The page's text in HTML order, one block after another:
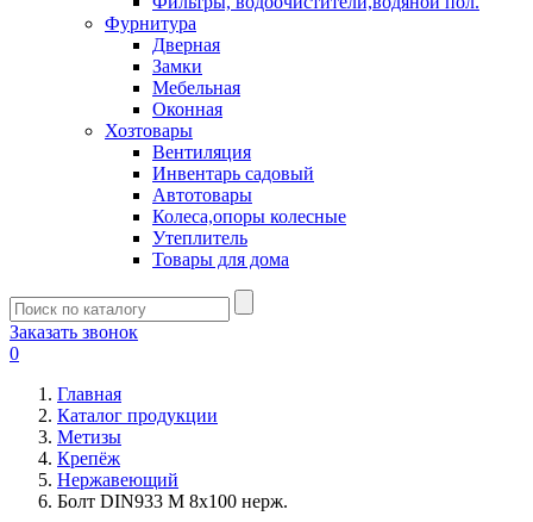
Фурнитура
Дверная
Замки
Мебельная
Оконная
Хозтовары
Вентиляция
Инвентарь садовый
Автотовары
Колеса,опоры колесные
Утеплитель
Товары для дома
Заказать звонок
0
Главная
Каталог продукции
Метизы
Крепёж
Нержавеющий
Болт DIN933 М 8х100 нерж.